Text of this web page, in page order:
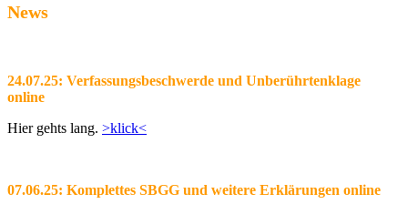
News
24.07.25: Verfassungsbeschwerde und Unberührtenklage
online
Hier gehts lang. >klick<
07.06.25: Komplettes SBGG und weitere Erklärungen online